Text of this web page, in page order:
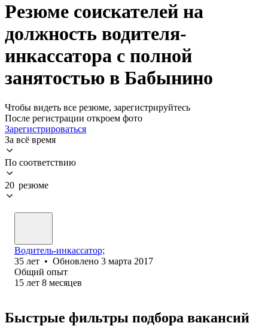
Резюме соискателей на
должность водителя-
инкассатора с полной
занятостью в Бабынино
Чтобы видеть все резюме, зарегистрируйтесь
После регистрации откроем фото
Зарегистрироваться
За всё время
По соответствию
20 резюме
Водитель-инкассатор;
35 лет • Обновлено 3 марта 2017
Общий опыт
15 лет 8 месяцев
Быстрые фильтры подбора вакансий